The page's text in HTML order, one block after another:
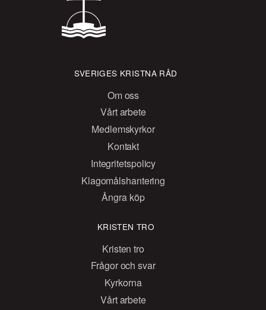
SVERIGES KRISTNA RÅD
Om oss
Vårt arbete
Medlemskyrkor
Kontakt
Integritetspolicy
Klagomålshantering
Ångra köp
KRISTEN TRO
Kristen tro
Frågor och svar
Kyrkorna
Vårt arbete